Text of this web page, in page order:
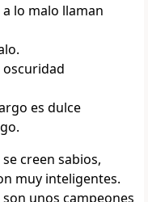
lo malo llaman
oscuridad
es dulce
creen sabios,
muy inteligentes.
unos campeones